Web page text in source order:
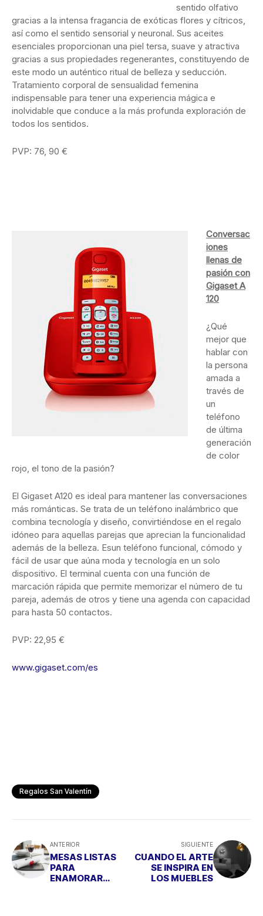
sentido olfativo
gracias a la intensa fragancia de exóticas flores y cítricos,
así como el sentido sensorial y neuronal. Sus aceites
esenciales proporcionan una piel tersa, suave y atractiva
gracias a sus propiedades regenerantes, constituyendo de
este modo un auténtico ritual de belleza y seducción.
Tratamiento corporal de sensualidad femenina
indispensable para tener una experiencia mágica e
inolvidable que conduce a la más profunda exploración de
todos los sentidos.
PVP: 76, 90 €
Conversac
iones
llenas de
pasión con
Gigaset A
120
¿Qué
mejor que
hablar con
la persona
amada a
través de
un
teléfono
de última
generación
de color
rojo, el tono de la pasión?
El Gigaset A120 es ideal para mantener las conversaciones
más románticas. Se trata de un teléfono inalámbrico que
combina tecnología y diseño, convirtiéndose en el regalo
idóneo para aquellas parejas que aprecian la funcionalidad
además de la belleza. Esun teléfono funcional, cómodo y
fácil de usar que aúna moda y tecnología en un solo
dispositivo. El terminal cuenta con una función de
marcación rápida que permite memorizar el número de tu
pareja, además de otros y tiene una agenda con capacidad
para hasta 50 contactos.
PVP: 22,95 €
www.gigaset.com/es
Regalos San Valentín
ANTERIOR
MESAS LISTAS
PARA
ENAMORAR…
SIGUIENTE
CUANDO EL ARTE
SE INSPIRA EN
LOS MUEBLES